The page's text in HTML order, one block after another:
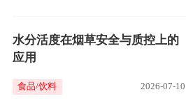
水分活度在烟草安全与质控上的
应用
食品/饮料 2026-07-10